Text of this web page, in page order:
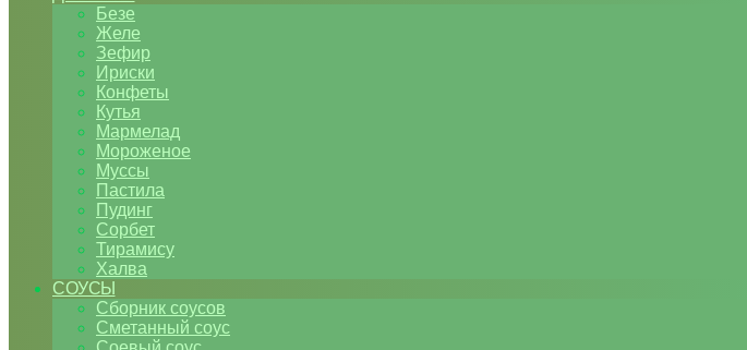
Безе
Желе
Зефир
Ириски
Конфеты
Кутья
Мармелад
Мороженое
Муссы
Пастила
Пудинг
Сорбет
Тирамису
Халва
СОУСЫ
Сборник соусов
Сметанный соус